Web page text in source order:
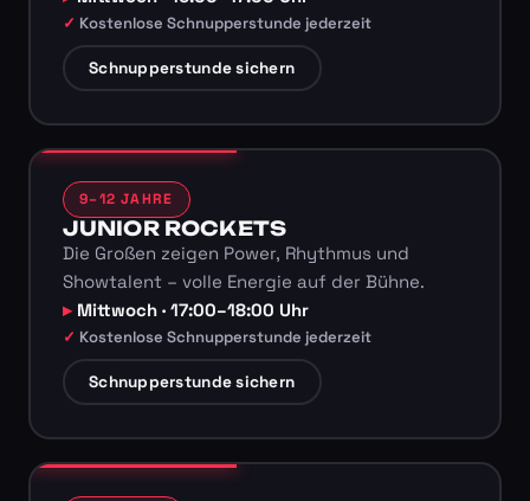
Kostenlose Schnupperstunde jederzeit
Schnupperstunde sichern
9–12 JAHRE
JUNIOR ROCKETS
Die Großen zeigen Power, Rhythmus und
Showtalent – volle Energie auf der Bühne.
Mittwoch · 17:00–18:00 Uhr
Kostenlose Schnupperstunde jederzeit
Schnupperstunde sichern